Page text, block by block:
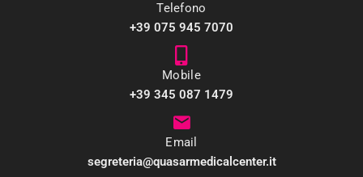
Telefono
+39 075 945 7070
Mobile
+39 345 087 1479
Email
segreteria@quasarmedicalcenter.it